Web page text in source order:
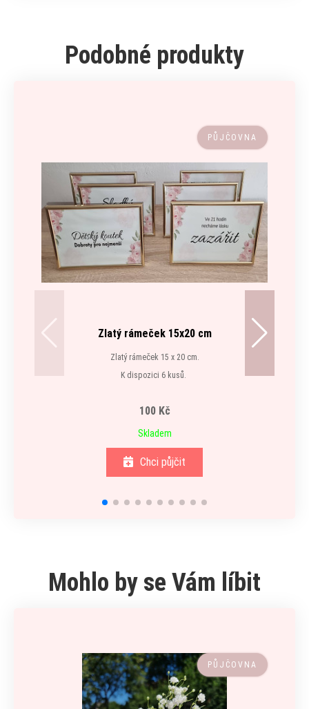
Podobné produkty
PŮJČOVNA
Zlatý rámeček 15x20 cm
Zlatý rámeček 15 x 20 cm.
K dispozici 6 kusů.
100 Kč
Skladem
Chci půjčit
Mohlo by se Vám líbit
PŮJČOVNA